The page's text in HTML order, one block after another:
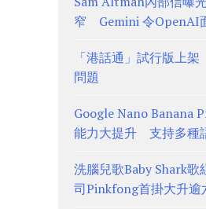
窄 Gemini 令OpenAI
「港話通」試行版上
問題
Google Nano Banana
能力大提升 支持多種
洗腦兒歌Baby Shark
司Pinkfong首掛大升逾